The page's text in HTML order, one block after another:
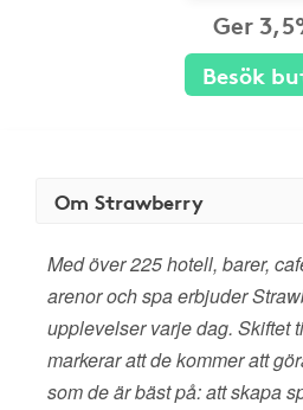
Ger
Besök
Om Strawberry
Med över 225 hotell, barer,
arenor och spa erbjuder
upplevelser varje dag. Skiftet
markerar att de kommer att
som de är bäst på: att skapa